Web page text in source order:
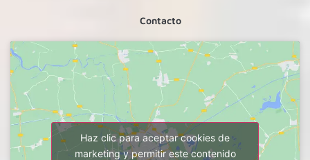
Contacto
Haz clic para aceptar cookies de
marketing y permitir este contenido